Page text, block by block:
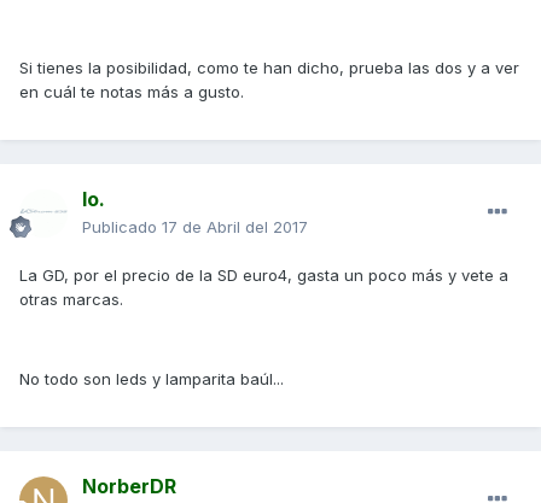
Si tienes la posibilidad, como te han dicho, prueba las dos y a ver
en cuál te notas más a gusto.
Io.
Publicado 17 de Abril del 2017
La GD, por el precio de la SD euro4, gasta un poco más y vete a
otras marcas.
No todo son leds y lamparita baúl...
NorberDR